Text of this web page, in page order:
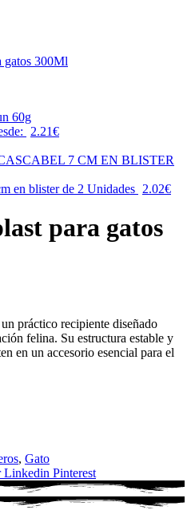
2.21€
en blister de 2 Unidades 2.02€
para gatos
práctico recipiente diseñado
felina. Su estructura estable y
en un accesorio esencial para el
, Gato
Linkedin Pinterest